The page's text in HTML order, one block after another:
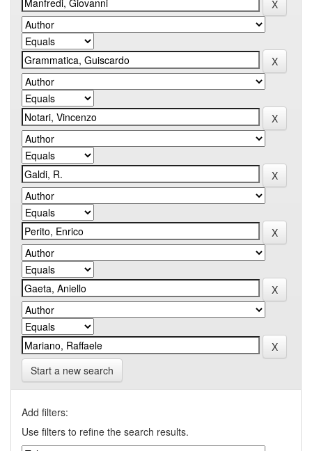
Start a new search
Add filters:
Use filters to refine the search results.